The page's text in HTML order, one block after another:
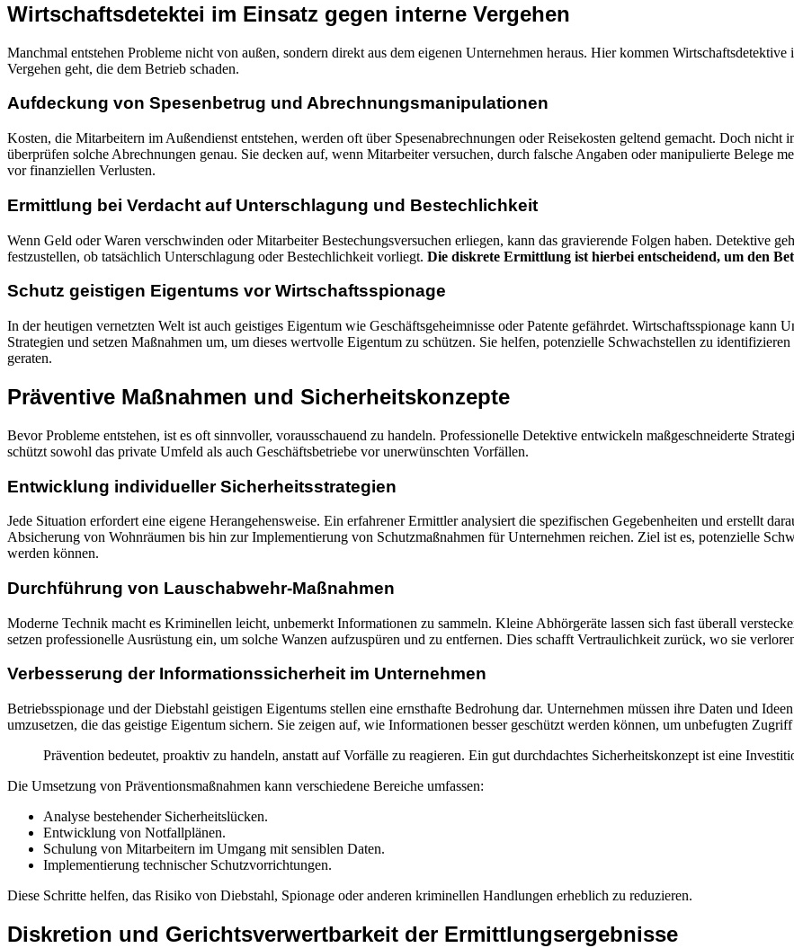
Wirtschaftsdetektei im Einsatz gegen interne Vergehen
Manchmal entstehen Probleme nicht von außen, sondern direkt aus dem eigenen Unternehmen heraus. Hier kommen
Vergehen geht, die dem Betrieb schaden.
Aufdeckung von Spesenbetrug und Abrechnungsmanipulationen
Kosten, die Mitarbeitern im Außendienst entstehen, werden oft über Spesenabrechnungen oder Reisekosten geltend gemacht. Doch
überprüfen solche Abrechnungen genau. Sie decken auf, wenn Mitarbeiter versuchen, durch falsche Angaben oder manipulierte Belege
vor finanziellen Verlusten.
Ermittlung bei Verdacht auf Unterschlagung und Bestechlichkeit
Wenn Geld oder Waren verschwinden oder Mitarbeiter Bestechungsversuchen erliegen, kann das gravierende Folgen haben. Detektive
festzustellen, ob tatsächlich Unterschlagung oder Bestechlichkeit vorliegt. Die diskrete Ermittlung ist hierbei entscheidend, um den
Schutz geistigen Eigentums vor Wirtschaftsspionage
In der heutigen vernetzten Welt ist auch geistiges Eigentum wie Geschäftsgeheimnisse oder Patente gefährdet. Wirtschaftsspionage kann
Strategien und setzen Maßnahmen um, um dieses wertvolle Eigentum zu schützen. Sie helfen, potenzielle Schwachstellen zu
geraten.
Präventive Maßnahmen und Sicherheitskonzepte
Bevor Probleme entstehen, ist es oft sinnvoller, vorausschauend zu handeln. Professionelle Detektive entwickeln maßgeschneiderte
schützt sowohl das private Umfeld als auch Geschäftsbetriebe vor unerwünschten Vorfällen.
Entwicklung individueller Sicherheitsstrategien
Jede Situation erfordert eine eigene Herangehensweise. Ein erfahrener Ermittler analysiert die spezifischen Gegebenheiten und erstellt
Absicherung von Wohnräumen bis hin zur Implementierung von Schutzmaßnahmen für Unternehmen reichen. Ziel ist es, potenzielle
werden können.
Durchführung von Lauschabwehr-Maßnahmen
Moderne Technik macht es Kriminellen leicht, unbemerkt Informationen zu sammeln. Kleine Abhörgeräte lassen sich fast überall
setzen professionelle Ausrüstung ein, um solche Wanzen aufzuspüren und zu entfernen. Dies schafft Vertraulichkeit zurück, wo sie
Verbesserung der Informationssicherheit im Unternehmen
Betriebsspionage und der Diebstahl geistigen Eigentums stellen eine ernsthafte Bedrohung dar. Unternehmen müssen ihre Daten und
umzusetzen, die das geistige Eigentum sichern. Sie zeigen auf, wie Informationen besser geschützt werden können, um unbefugten
Prävention bedeutet, proaktiv zu handeln, anstatt auf Vorfälle zu reagieren. Ein gut durchdachtes Sicherheitskonzept ist eine
Die Umsetzung von Präventionsmaßnahmen kann verschiedene Bereiche umfassen:
Analyse bestehender Sicherheitslücken.
Entwicklung von Notfallplänen.
Schulung von Mitarbeitern im Umgang mit sensiblen Daten.
Implementierung technischer Schutzvorrichtungen.
Diese Schritte helfen, das Risiko von Diebstahl, Spionage oder anderen kriminellen Handlungen erheblich zu reduzieren.
Diskretion und Gerichtsverwertbarkeit der Ermittlungsergebnisse